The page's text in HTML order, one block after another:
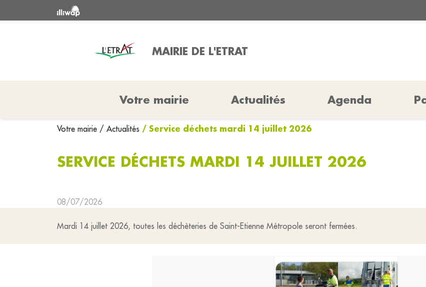
MAIRIE DE L'ETRAT
Votre mairie Actualités Agenda
Votre mairie / Actualités / Service déchets mardi 14 juillet 2026
SERVICE DÉCHETS MARDI 14 JUILLET 2026
08/07/2026
Mardi 14 juillet 2026, toutes les déchèteries de Saint-Etienne Métropole seront fermées.